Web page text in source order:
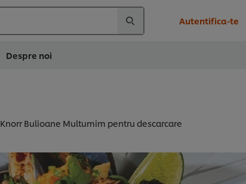
Autentifica-te
Despre noi
Knorr Bulioane Multumim pentru descarcare